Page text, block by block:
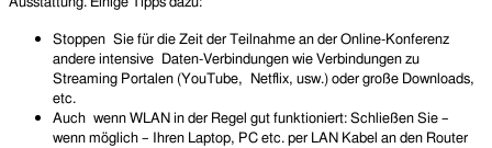
Ausstattung. Einige Tipps dazu:
Stoppen Sie für die Zeit der Teilnahme an der Online-Konferenz
andere intensive Daten-Verbindungen wie Verbindungen zu
Streaming Portalen (YouTube, Netflix, usw.) oder große Downloads,
etc.
Auch wenn WLAN in der Regel gut funktioniert: Schließen Sie –
wenn möglich – Ihren Laptop, PC etc. per LAN Kabel an den Router